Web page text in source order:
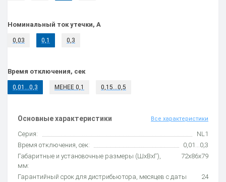
Номинальный ток утечки, А
0,03 0,1 0,3
Время отключения, сек
0,01…0,3 МЕНЕЕ 0,1 0,15...0,5
Основные характеристики Все характеристики
Серия:
NL1
Время отключения, сек:
0,01…0,3
Габаритные и установочные размеры (ШхВхГ),
мм:
72х86х79
Гарантийный срок для дистрибьютора, месяцев с даты
24